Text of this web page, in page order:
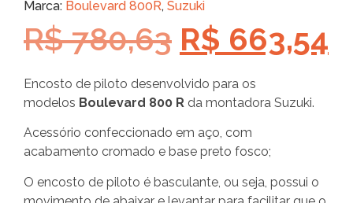
Marca: Boulevard 800R, Suzuki
R$780,63 R$ 663,54
Encosto de piloto desenvolvido para os
modelos Boulevard 800 R da montadora Suzuki.
Acessório confeccionado em aço, com
acabamento cromado e base preto fosco;
O encosto de piloto é basculante, ou seja, possui o